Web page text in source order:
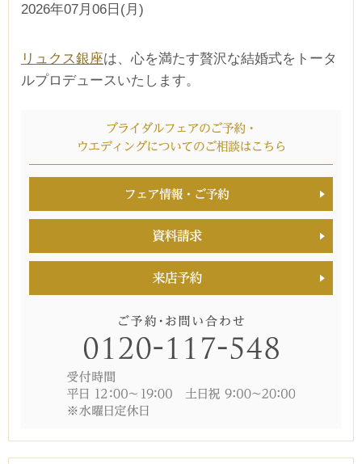
2026年07月06日(月)
リュクス銀座は、心を満たす贅沢な結婚式をトータ
ルプロデュースいたします。